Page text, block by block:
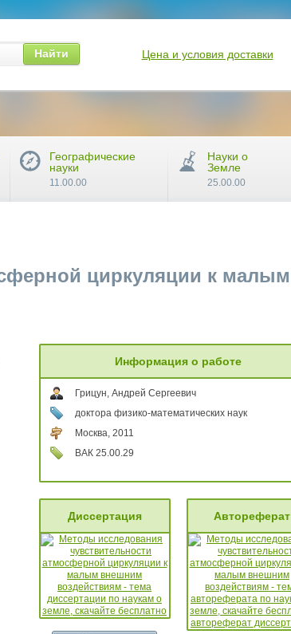
циркуляции к малым
Информация о работе
Грицун, Андрей Сергеевич
доктора физико-математических наук
Москва, 2011
ВАК 25.00.29
Диссертация Автореферат
Найти Цена и условия доставки
Географические
науки
11.00.00
Науки о
Земле
25.00.00